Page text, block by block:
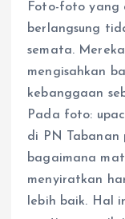
Foto-foto yang
berlangsung
semata.
mengisahkan
kebanggaan
Pada foto:
di PN Tabanan
bagaimana
menyiratkan
lebih baik. Hal